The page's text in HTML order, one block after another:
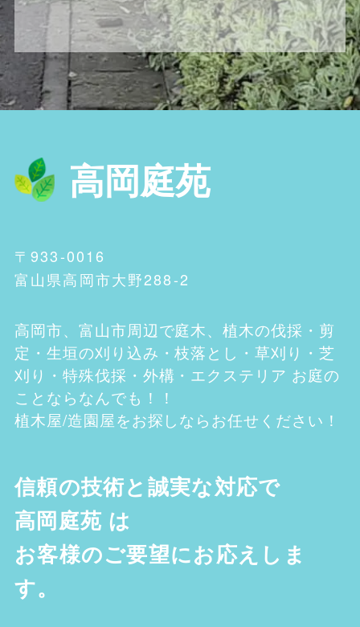
高岡庭苑
〒933-0016
富山県高岡市大野288-2
高岡市、富山市周辺で庭木、植木の伐採・剪
定・生垣の刈り込み・枝落とし・草刈り・芝
刈り・特殊伐採・外構・エクステリア お庭の
ことならなんでも！！
植木屋/造園屋をお探しならお任せください！
信頼の技術と誠実な対応で
高岡庭苑 は
お客様のご要望にお応えしま
す。